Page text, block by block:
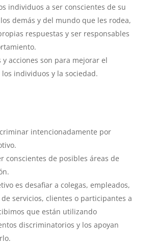
individuos a ser conscientes de su
demás y del mundo que les rodea,
respuestas y ser responsables
y acciones son para mejorar el
individuos y la sociedad.
intencionadamente por
conscientes de posibles áreas de
es desafiar a colegas, empleados,
servicios, clientes o participantes a
que están utilizando
discriminatorios y los apoyan